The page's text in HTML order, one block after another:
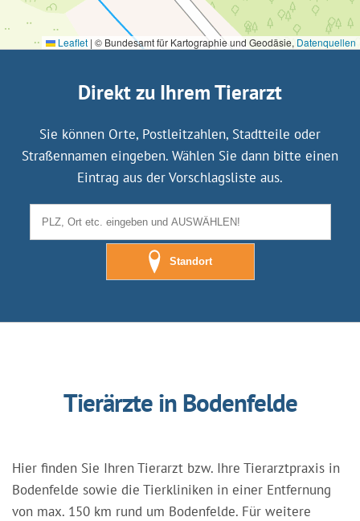
Leaflet | © Bundesamt für Kartographie und Geodäsie, Datenquellen
Direkt zu Ihrem Tierarzt
Sie können Orte, Postleitzahlen, Stadtteile oder
Straßennamen eingeben. Wählen Sie dann bitte einen
Eintrag aus der Vorschlagsliste aus.
Standort
Tierärzte in Bodenfelde
Hier finden Sie Ihren Tierarzt bzw. Ihre Tierarztpraxis in
Bodenfelde sowie die Tierkliniken in einer Entfernung
von max. 150 km rund um Bodenfelde. Für weitere